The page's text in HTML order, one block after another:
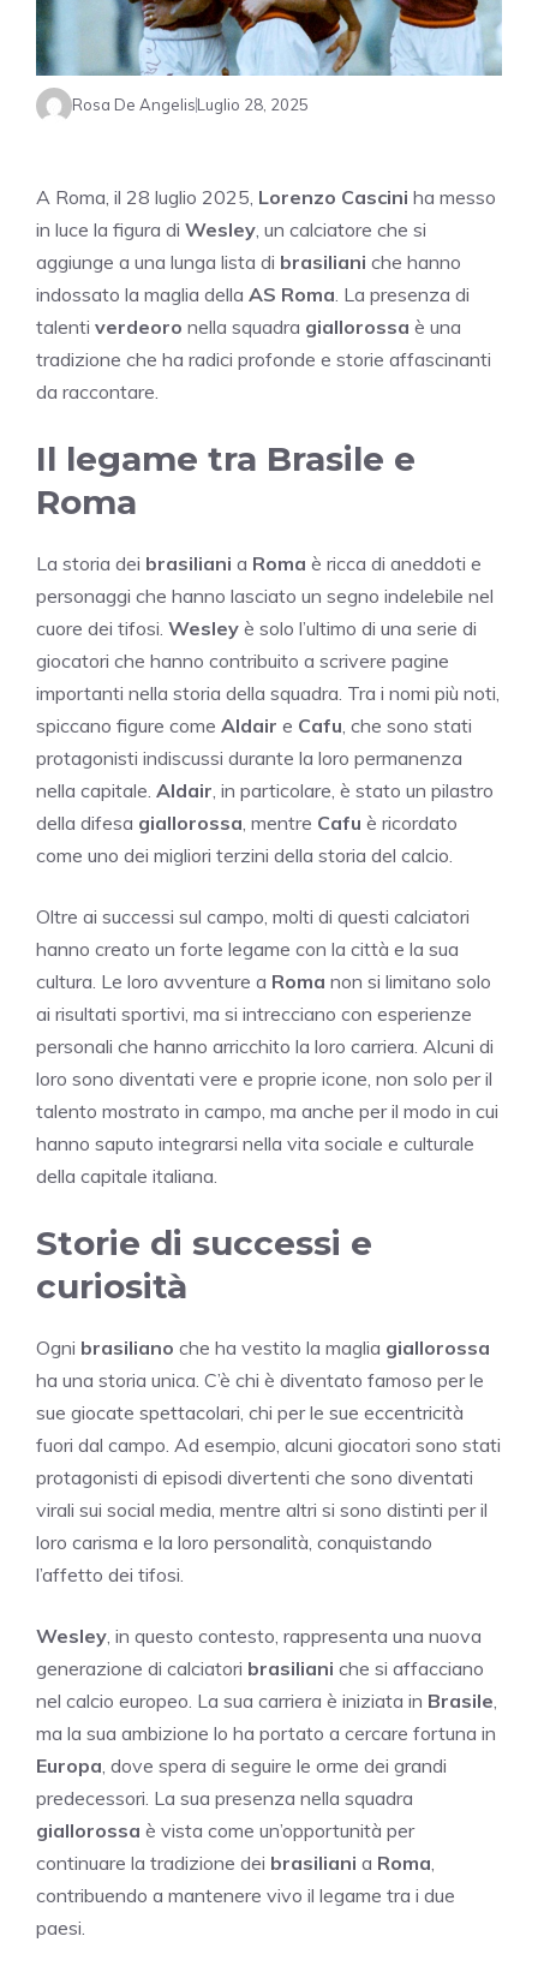
Rosa De AngelisLuglio 28, 2025
A Roma, il 28 luglio 2025, Lorenzo Cascini ha messo
in luce la figura di Wesley , un calciatore che si
aggiunge a una lunga lista di brasiliani che hanno
indossato la maglia della AS Roma . La presenza di
talenti verdeoro nella squadra giallorossa è una
tradizione che ha radici profonde e storie affascinanti
da raccontare.
Il legame tra Brasile e
Roma
La storia dei brasiliani a Roma è ricca di aneddoti e
personaggi che hanno lasciato un segno indelebile nel
cuore dei tifosi. Wesley è solo l’ultimo di una serie di
giocatori che hanno contribuito a scrivere pagine
importanti nella storia della squadra. Tra i nomi più noti,
spiccano figure come Aldair e Cafu , che sono stati
protagonisti indiscussi durante la loro permanenza
nella capitale. Aldair , in particolare, è stato un pilastro
della difesa giallorossa , mentre Cafu è ricordato
come uno dei migliori terzini della storia del calcio.
Oltre ai successi sul campo, molti di questi calciatori
hanno creato un forte legame con la città e la sua
cultura. Le loro avventure a Roma non si limitano solo
ai risultati sportivi, ma si intrecciano con esperienze
personali che hanno arricchito la loro carriera. Alcuni di
loro sono diventati vere e proprie icone, non solo per il
talento mostrato in campo, ma anche per il modo in cui
hanno saputo integrarsi nella vita sociale e culturale
della capitale italiana.
Storie di successi e
curiosità
Ogni brasiliano che ha vestito la maglia giallorossa
ha una storia unica. C’è chi è diventato famoso per le
sue giocate spettacolari, chi per le sue eccentricità
fuori dal campo. Ad esempio, alcuni giocatori sono stati
protagonisti di episodi divertenti che sono diventati
virali sui social media, mentre altri si sono distinti per il
loro carisma e la loro personalità, conquistando
l’affetto dei tifosi.
Wesley , in questo contesto, rappresenta una nuova
generazione di calciatori brasiliani che si affacciano
nel calcio europeo. La sua carriera è iniziata in Brasile
ma la sua ambizione lo ha portato a cercare fortuna in
Europa , dove spera di seguire le orme dei grandi
predecessori. La sua presenza nella squadra
giallorossa è vista come un’opportunità per
continuare la tradizione dei brasiliani a Roma
contribuendo a mantenere vivo il legame tra i due
paesi.